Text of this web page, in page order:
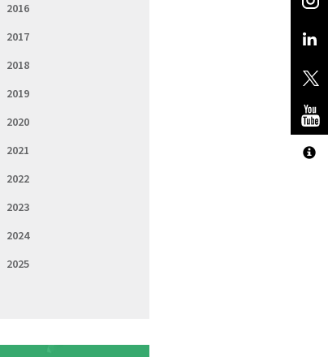
2016
2017
2018
2019
2020
2021
2022
2023
2024
2025